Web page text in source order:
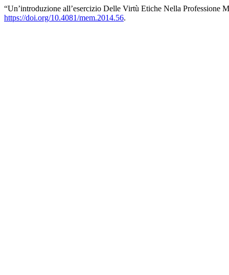
“Un’introduzione all’esercizio Delle Virtù Etiche Nella Professione
https://doi.org/10.4081/mem.2014.56.